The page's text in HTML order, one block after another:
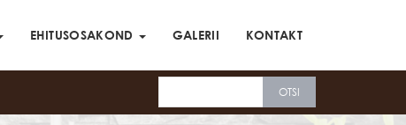
EHITUSOSAKOND GALERII KONTAKT